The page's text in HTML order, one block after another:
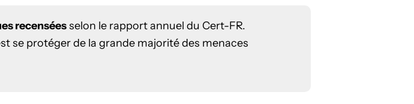
recenséesselon le rapport annuel du Cert-FR.
se protéger de la grande majorité des menaces